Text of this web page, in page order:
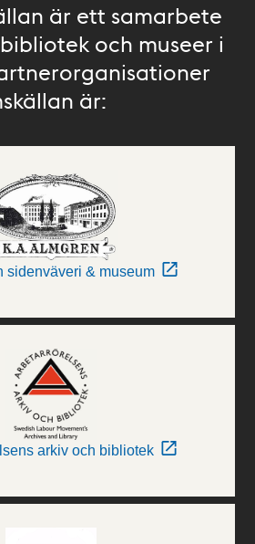
är ett samarbete
och museer i
är:
sidenväveri & museum
arkiv och bibliotek